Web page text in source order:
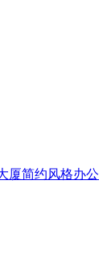
厦简约风格办公